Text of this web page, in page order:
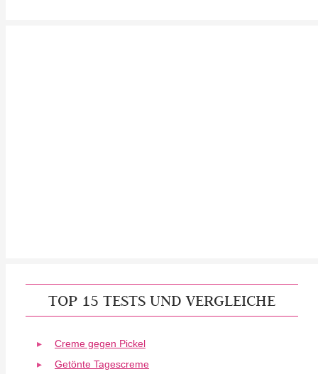
TOP 15 TESTS UND VERGLEICHE
Creme gegen Pickel
Getönte Tagescreme